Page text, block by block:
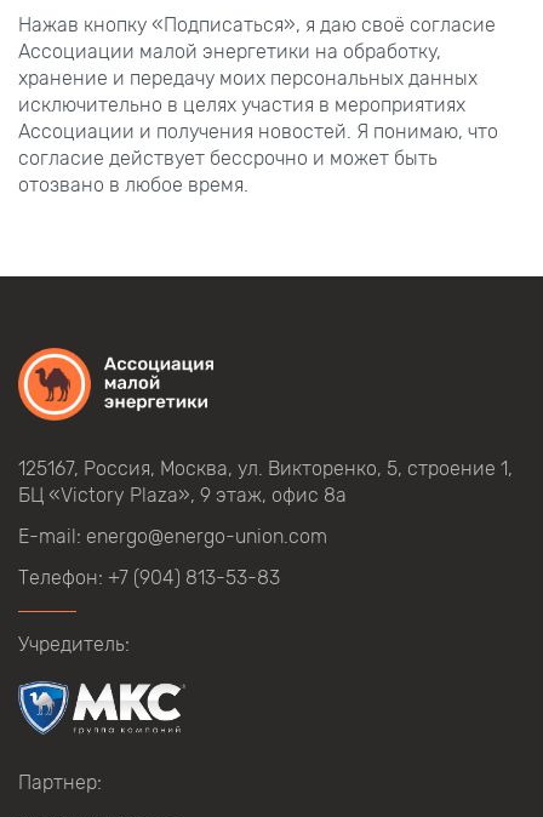
Нажав кнопку «Подписаться», я даю своё согласие
Ассоциации малой энергетики на обработку,
хранение и передачу моих персональных данных
исключительно в целях участия в мероприятиях
Ассоциации и получения новостей. Я понимаю, что
согласие действует бессрочно и может быть
отозвано в любое время.
125167, Россия, Москва, ул. Викторенко, 5, строение 1,
БЦ «Victory Plaza», 9 этаж, офис 8а
E-mail: energo@energo-union.com
Телефон: +7 (904) 813-53-83
Учредитель:
Партнер: